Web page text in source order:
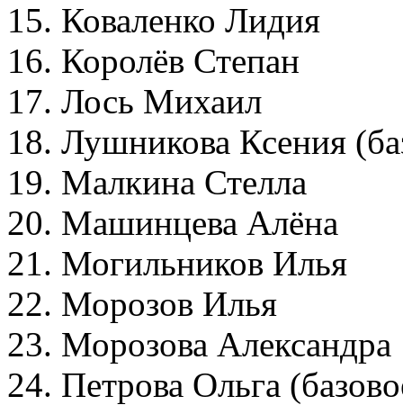
15. Коваленко Лидия
16. Королёв Степан
17. Лось Михаил
18. Лушникова Ксения
19. Малкина Стелла
20. Машинцева Алёна
21. Могильников Илья
22. Морозов Илья
23. Морозова Александра
24. Петрова Ольга